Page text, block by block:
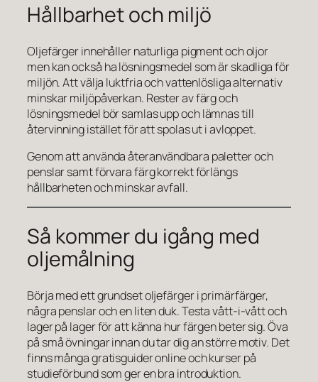
Hållbarhet och miljö
Oljefärger innehåller naturliga pigment och oljor
men kan också ha lösningsmedel som är skadliga för
miljön. Att välja luktfria och vattenlösliga alternativ
minskar miljöpåverkan. Rester av färg och
lösningsmedel bör samlas upp och lämnas till
återvinning istället för att spolas ut i avloppet.
Genom att använda återanvändbara paletter och
penslar samt förvara färg korrekt förlängs
hållbarheten och minskar avfall.
Så kommer du igång med
oljemålning
Börja med ett grundset oljefärger i primärfärger,
några penslar och en liten duk. Testa vått-i-vått och
lager på lager för att känna hur färgen beter sig. Öva
på små övningar innan du tar dig an större motiv. Det
finns många gratisguider online och kurser på
studieförbund som ger en bra introduktion.